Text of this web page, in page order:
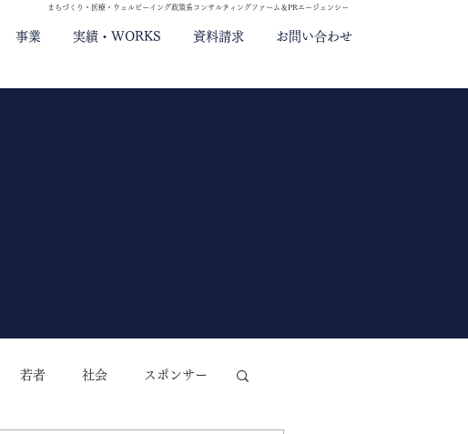
まちづくり・医療・ウェルビーイング政策系コンサルティングファーム＆PRエージェンシー
事業 実績・WORKS 資料請求 お問い合わせ
若者 社会 スポンサー